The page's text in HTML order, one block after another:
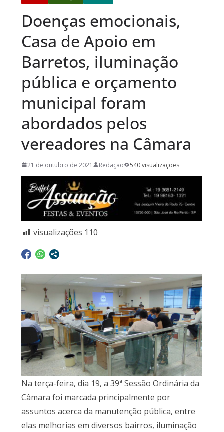
Doenças emocionais,
Casa de Apoio em
Barretos, iluminação
pública e orçamento
municipal foram
abordados pelos
vereadores na Câmara
21 de outubro de 2021 Redação 540 visualizações
visualizações 110
Na terça-feira, dia 19, a 39ª Sessão Ordinária da
Câmara foi marcada principalmente por
assuntos acerca da manutenção pública, entre
elas melhorias em diversos bairros, iluminação